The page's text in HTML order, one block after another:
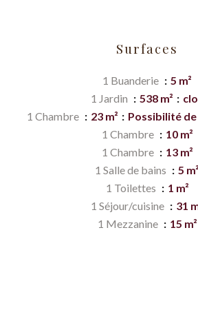
Surfaces
1 Buanderie
5 m²
1 Jardin
538 m²
1 Chambre
23 m²
Possibilité
1 Chambre
10 m²
1 Chambre
13 m²
1 Salle de bains
5 m²
1 Toilettes
1 m²
1 Séjour/cuisine
31
1 Mezzanine
15 m²